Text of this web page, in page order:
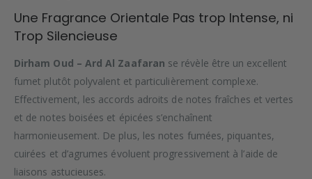
Une Fragrance Orientale Pas trop Intense, ni
Trop Silencieuse
Dirham Oud – Ard Al Zaafaran se révèle être un excellent
fumet plutôt polyvalent et particulièrement complexe.
Effectivement, les accords adroits de notes fraîches et vertes
et de notes boisées et épicées s’enchaînent
harmonieusement. De plus, les notes fumées, piquantes,
cuirées et d’agrumes évoluent progressivement à l’aide de
liaisons astucieuses.